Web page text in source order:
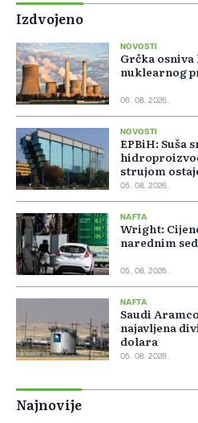
Izdvojeno
NOVOSTI
Grčka
nuklearnog
06. 08. 2026.
NOVOSTI
EPBiH: Suša
strujom
05. 08. 2026.
NAFTA
Wright:
narednim
05. 08. 2026.
NAFTA
Saudi
najavljena
dolara
05. 08. 2026.
Najnovije